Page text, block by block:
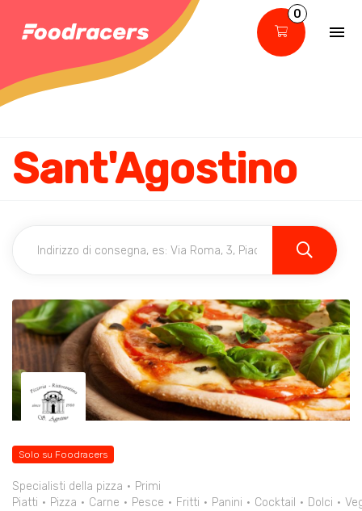
0
Sant'Agostino
Solo su Foodracers
Specialisti della pizza
Primi
Piatti
Pizza Carne Pesce Fritti Panini Cocktail Dolci